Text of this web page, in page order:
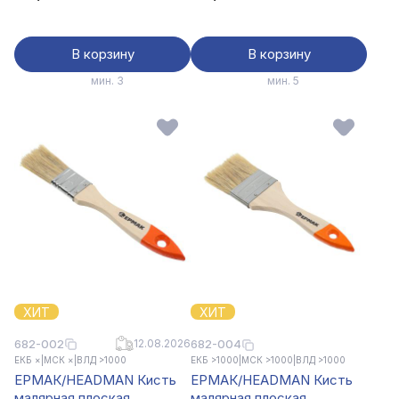
В корзину
мин. 3
В корзину
мин. 5
ХИТ
682-002 12.08.2026
ЕКБ × МСК × ВЛД >1000
ЕРМАК/HEADMAN Кисть
ХИТ
682-004
ЕКБ >1000 МСК >1000 ВЛД >1000
ЕРМАК/HEADMAN Кисть